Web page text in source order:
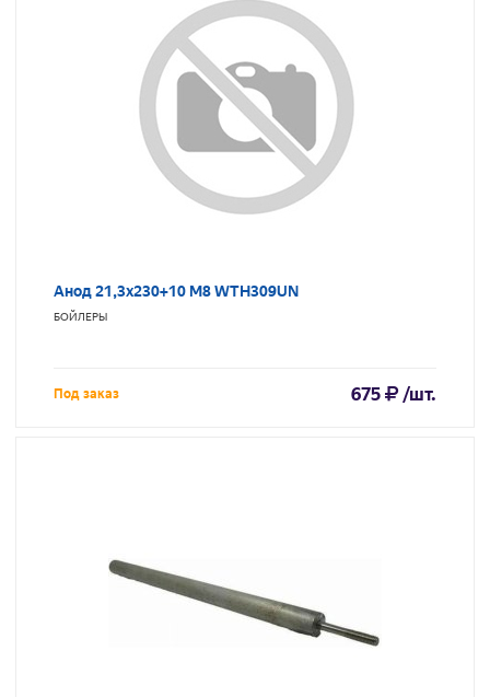
Анод 21,3х230+10 M8 WTH309UN
БОЙЛЕРЫ
Под заказ 675 /шт.